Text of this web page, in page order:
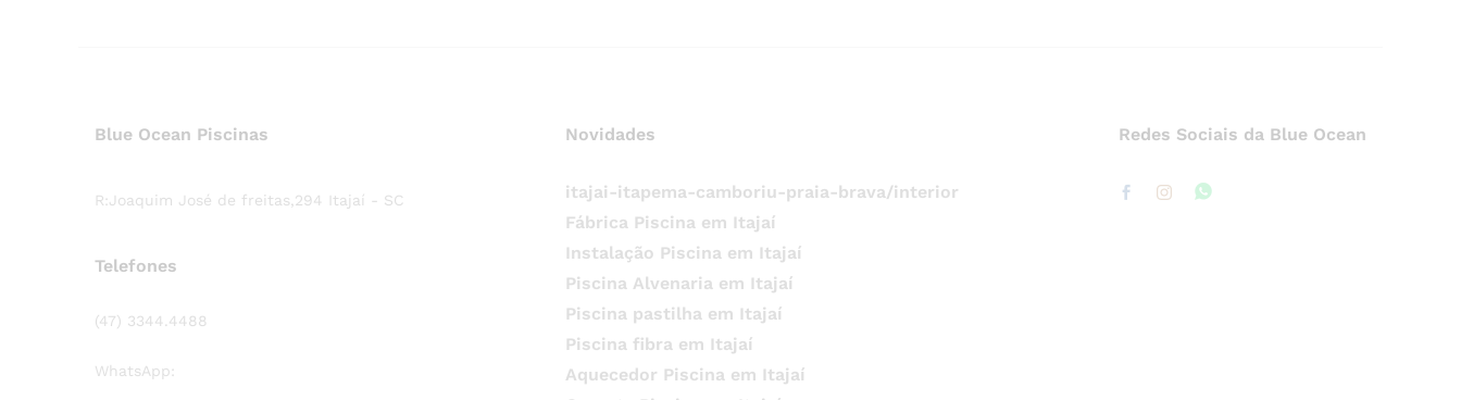
Blue Ocean Piscinas
R:Joaquim José de freitas,294 Itajaí - SC
Telefones
(47) 3344.4488
WhatsApp:
Novidades
itajai-itapema-camboriu-praia-brava/interior
Fábrica Piscina em Itajaí
Instalação Piscina em Itajaí
Piscina Alvenaria em Itajaí
Piscina pastilha em Itajaí
Piscina fibra em Itajaí
Aquecedor Piscina em Itajaí
Redes Sociais da Blue Ocean